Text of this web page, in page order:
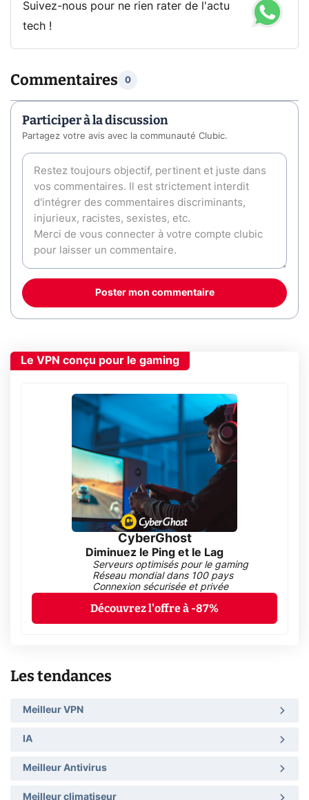
Suivez-nous pour ne rien rater de l'actu
tech !
Commentaires 0
Participer à la discussion
Partagez votre avis avec la communauté Clubic.
Poster mon commentaire
Le VPN conçu pour le gaming
CyberGhost
Diminuez le Ping et le Lag
Serveurs optimisés pour le gaming
Réseau mondial dans 100 pays
Connexion sécurisée et privée
Découvrez l'offre à -87%
Les tendances
Meilleur VPN
IA
Meilleur Antivirus
Meilleur climatiseur